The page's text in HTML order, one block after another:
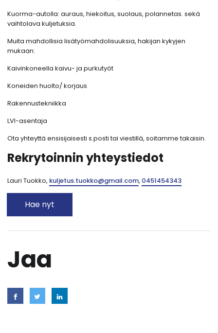
Kuorma-autolla: auraus, hiekoitus, suolaus, polannetas. sekä
vaihtolava kuljetuksia.
Muita mahdollisia lisätyömahdolisuuksia, hakijan kykyjen
mukaan:
Kaivinkoneella kaivu- ja purkutyöt
Koneiden huolto/ korjaus
Rakennustekniikka
LVI-asentaja
Ota yhteyttä ensisijaisesti s.posti tai viestillä, soitamme takaisin.
Rekrytoinnin yhteystiedot
Lauri Tuokko, kuljetus.tuokko@gmail.com, 0451454343
Hae nyt
Jaa